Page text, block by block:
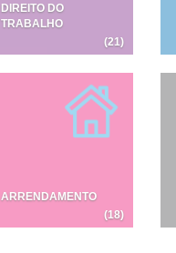
DIREITO DO
TRABALHO
(21)
ARRENDAMENTO
(18)